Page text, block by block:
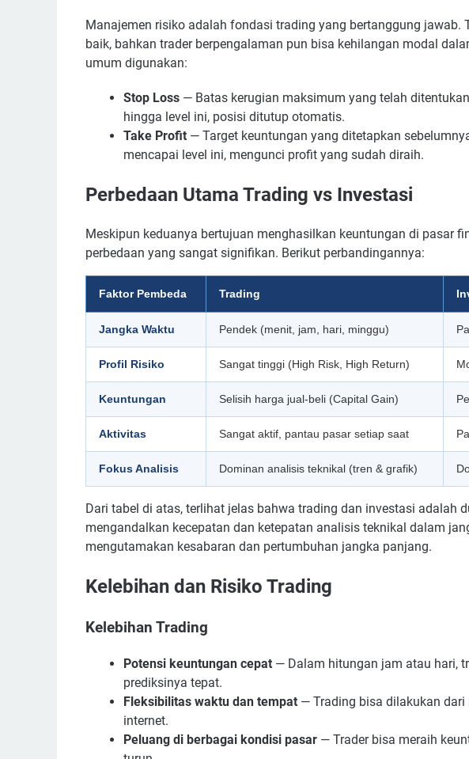
Manajemen risiko adalah fondasi trading yang bertanggung jawab.
baik, bahkan trader berpengalaman pun bisa kehilangan modal
umum digunakan:
Stop Loss — Batas kerugian maksimum yang telah
hingga level ini, posisi ditutup otomatis.
Take Profit — Target keuntungan yang ditetapkan
mencapai level ini, mengunci profit yang sudah diraih.
Perbedaan Utama Trading vs Investasi
Meskipun keduanya bertujuan menghasilkan keuntungan di pasar
perbedaan yang sangat signifikan. Berikut perbandingannya:
Faktor Pembeda Trading
Jangka Waktu Pendek (menit, jam, hari, minggu)
Profil Risiko Sangat tinggi (High Risk, High Return)
Keuntungan Selisih harga jual-beli (Capital Gain)
Aktivitas Sangat aktif, pantau pasar setiap saat
Fokus Analisis Dominan analisis teknikal (tren & grafik)
Dari tabel di atas, terlihat jelas bahwa trading dan investasi adalah
mengandalkan kecepatan dan ketepatan analisis teknikal dalam
mengutamakan kesabaran dan pertumbuhan jangka panjang.
Kelebihan dan Risiko Trading
Kelebihan Trading
Potensi keuntungan cepat — Dalam hitungan jam atau hari,
prediksinya tepat.
Fleksibilitas waktu dan tempat — Trading bisa dilakukan
internet.
Peluang di berbagai kondisi pasar — Trader bisa meraih